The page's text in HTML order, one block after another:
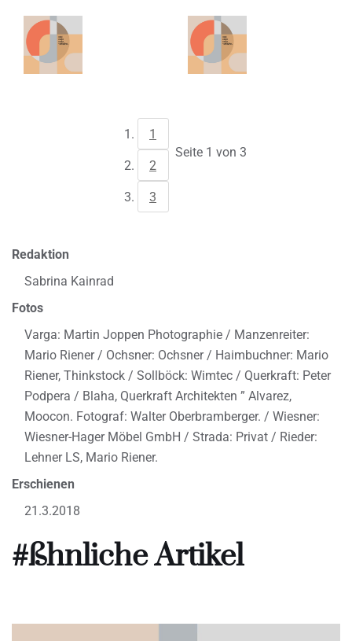
1
2
3
Seite 1 von 3
Redaktion
Sabrina Kainrad
Fotos
Varga: Martin Joppen Photographie / Manzenreiter:
Mario Riener / Ochsner: Ochsner / Haimbuchner: Mario
Riener, Thinkstock / Sollböck: Wimtec / Querkraft: Peter
Podpera / Blaha, Querkraft Architekten ” Alvarez,
Moocon. Fotograf: Walter Oberbramberger. / Wiesner:
Wiesner-Hager Möbel GmbH / Strada: Privat / Rieder:
Lehner LS, Mario Riener.
Erschienen
21.3.2018
#ßhnliche Artikel